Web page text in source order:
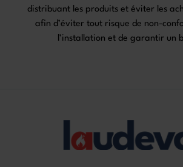
distribuant les produits et éviter les
afin d’éviter tout risque de non-
l’installation et de garantir un